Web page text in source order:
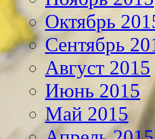
Октябрь
Сентябрь
Август 2015
Июнь 2015
Май 2015